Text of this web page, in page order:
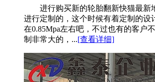
进行购买新的轮胎翻新快猫最新
进行定制的，这个时候有着定制的设计
在0.85Mpa左右吧，不过也有的客
制非常大的，...[查看详细]